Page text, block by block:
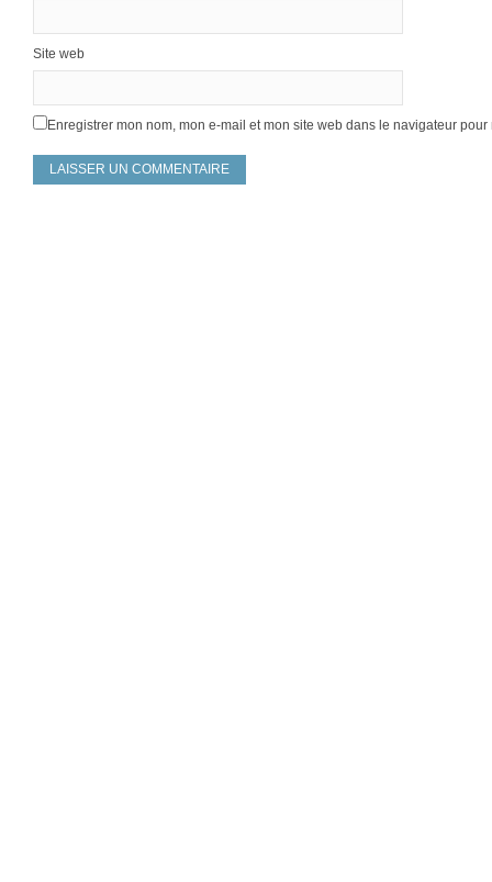
Site web
Enregistrer mon nom, mon e-mail et mon site web dans le navigateur